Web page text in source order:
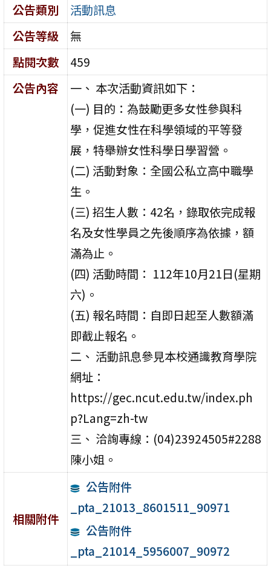
公告類別
活動訊息
公告等級
無
點閱次數
459
公告內容
一、 本次活動資訊如下：
(一) 目的：為鼓勵更多女性參與科
學，促進女性在科學領域的平等發
展，特舉辦女性科學日學習營。
(二) 活動對象：全國公私立高中職學
生。
(三) 招生人數：42名，錄取依完成報
名及女性學員之先後順序為依據，額
滿為止。
(四) 活動時間： 112年10月21日(星期
六)。
(五) 報名時間：自即日起至人數額滿
即截止報名。
二、 活動訊息參見本校通識教育學院
網址：
https://gec.ncut.edu.tw/index.ph
p?Lang=zh-tw
三、 洽詢專線：(04)23924505#2288
陳小姐。
相關附件
公告附件
_pta_21013_8601511_90971
公告附件
_pta_21014_5956007_90972